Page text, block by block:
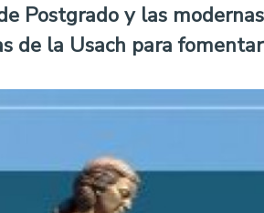
Postgrado y las
de la Usach para